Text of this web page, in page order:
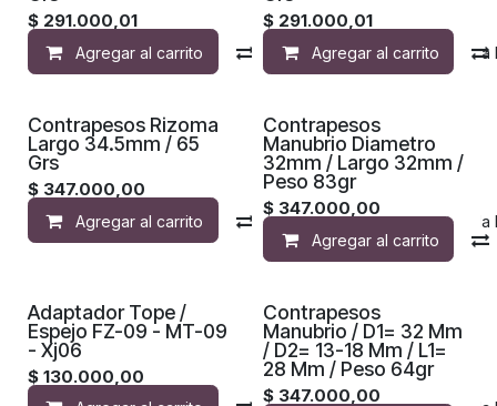
$ 291.000,01
Agregar al carrito Compara Agregar a la
$ 291.000,01
Agregar al carrito
Contrapesos Rizoma
Largo 34.5mm / 65
Grs
$ 347.000,00
Agregar al carrito Compara Agregar a la
Contrapesos
Manubrio Diametro
32mm / Largo 32mm /
Peso 83gr
$ 347.000,00
Agregar al carrito
Adaptador Tope /
Espejo FZ-09 - MT-09
- Xj06
$ 130.000,00
Contrapesos
Manubrio / D1= 32 Mm
/ D2= 13-18 Mm / L1=
28 Mm / Peso 64gr
$ 347.000,00